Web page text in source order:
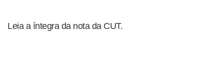
Leia a íntegra da nota da CUT.